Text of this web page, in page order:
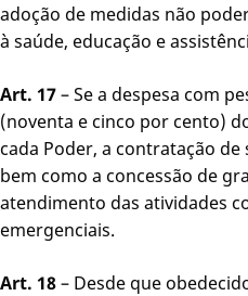
adoção de medidas não
à saúde, educação e
Art. 17– Se a despesa com
(noventa e cinco por cento)
cada Poder, a contratação
bem como a concessão de
atendimento das atividades
emergenciais.
Art. 18– Desde que